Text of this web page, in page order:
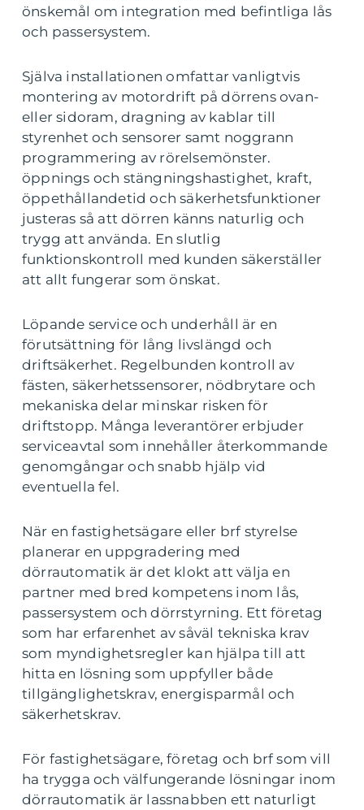
önskemål om integration med befintliga lås
och passersystem.
Själva installationen omfattar vanligtvis
montering av motordrift på dörrens ovan-
eller sidoram, dragning av kablar till
styrenhet och sensorer samt noggrann
programmering av rörelsemönster.
öppnings och stängningshastighet, kraft,
öppethållandetid och säkerhetsfunktioner
justeras så att dörren känns naturlig och
trygg att använda. En slutlig
funktionskontroll med kunden säkerställer
att allt fungerar som önskat.
Löpande service och underhåll är en
förutsättning för lång livslängd och
driftsäkerhet. Regelbunden kontroll av
fästen, säkerhetssensorer, nödbrytare och
mekaniska delar minskar risken för
driftstopp. Många leverantörer erbjuder
serviceavtal som innehåller återkommande
genomgångar och snabb hjälp vid
eventuella fel.
När en fastighetsägare eller brf styrelse
planerar en uppgradering med
dörrautomatik är det klokt att välja en
partner med bred kompetens inom lås,
passersystem och dörrstyrning. Ett företag
som har erfarenhet av såväl tekniska krav
som myndighetsregler kan hjälpa till att
hitta en lösning som uppfyller både
tillgänglighetskrav, energisparmål och
säkerhetskrav.
För fastighetsägare, företag och brf som vill
ha trygga och välfungerande lösningar inom
dörrautomatik är lassnabben ett naturligt